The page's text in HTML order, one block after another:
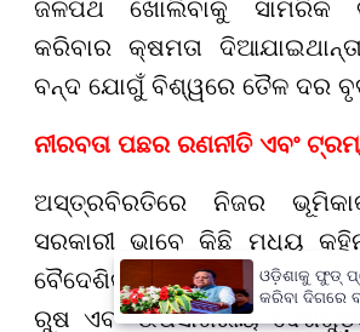
ଜଳପଥ ଖୋଲିବାକୁ ସାମରିକ
କରିବାର କ୍ଷମତା
ବନ୍ଦ ଯୋଗୁଁ ବିଶ୍ୱରେ ତୈଳ ଦର
ନୀରବତା ପଛର ରଣନୀତି ଏବଂ
ଅସ୍ତ୍ରବିରତିରେ ନିଜର
ସରକାରୀ ଭାବେ କିଛି ମଧ୍ୟ
ବୈଦେଶିକ ମନ୍ତ୍ରୀ ୱାଙ୍ଗ୍ ୟି
ରୁଷ ଏବଂ ଉପସାଗରୀୟ
ଓଡ଼ିଶାକୁ ଫୁଡ୍
କରିବା ଦିଗରେ